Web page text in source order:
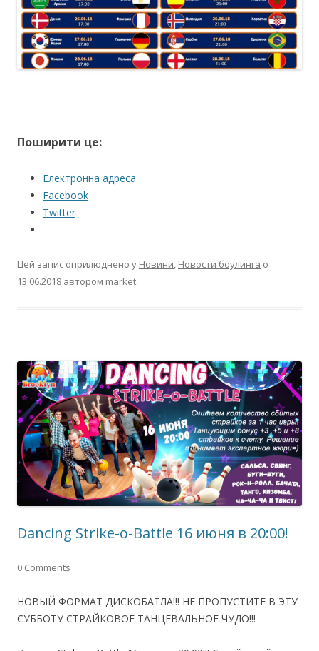
Поширити це:
Електронна адреса
Facebook
Twitter
Цей запис оприлюднено у Новини, Новости боулинга о
13.06.2018 автором market.
Dancing Strike-o-Battle 16 июня в 20:00!
0 Comments
НОВЫЙ ФОРМАТ ДИСКОБАТЛА!!! НЕ ПРОПУСТИТЕ В ЭТУ
СУББОТУ СТРАЙКОВОЕ ТАНЦЕВАЛЬНОЕ ЧУДО!!!